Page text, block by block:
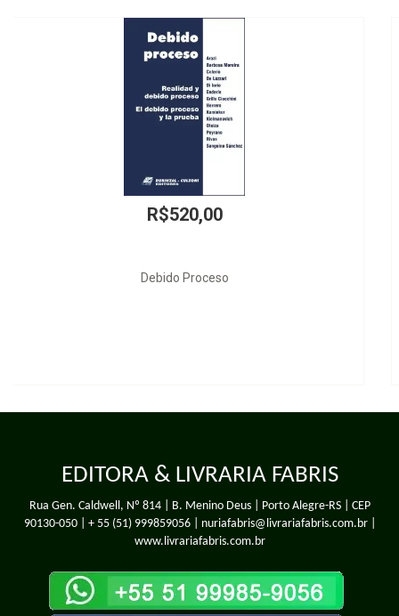
R$590,00
Teoría General del Delito
EDITORA & LIVRARIA FABRIS
Rua Gen. Caldwell, Nº 814 | B. Menino Deus | Porto Alegre-RS | CEP
90130-050 | + 55 (51) 999859056| nuriafabris@livrariafabris.com.br |
www.livrariafabris.com.br